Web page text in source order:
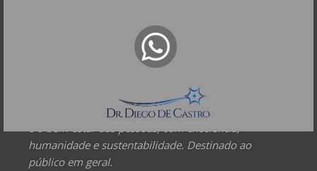
Neurologia - RQE 74153
Diretor Clínico Autor e Responsável Técnico pelo Site
Prover Soluções cada vez mais
completas de forma facilitada para a gestão da saúde
humanidade e sustentabilidade. Destinado ao
público em geral.